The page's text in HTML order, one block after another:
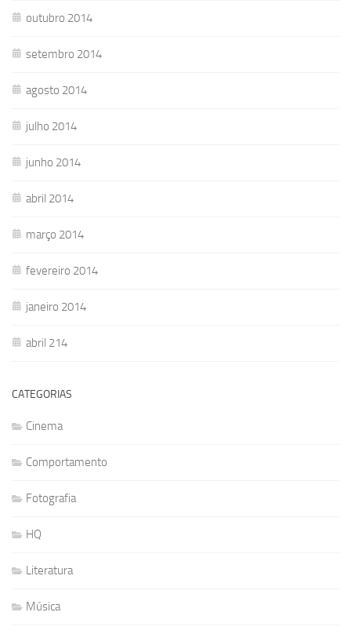
outubro 2014
setembro 2014
agosto 2014
julho 2014
junho 2014
abril 2014
março 2014
fevereiro 2014
janeiro 2014
abril 214
CATEGORIAS
Cinema
Comportamento
Fotografia
HQ
Literatura
Música